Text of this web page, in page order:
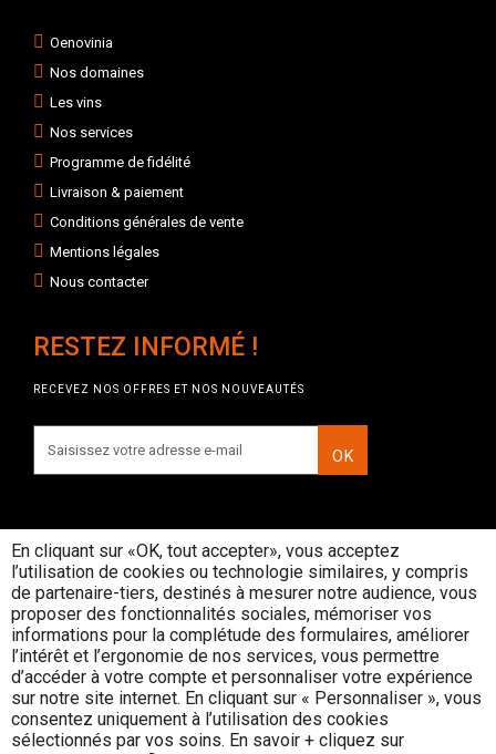
Oenovinia
Nos domaines
Les vins
Nos services
Programme de fidélité
Livraison & paiement
Conditions générales de vente
Mentions légales
Nous contacter
RESTEZ INFORMÉ !
RECEVEZ NOS OFFRES ET NOS NOUVEAUTÉS
OK
INTERDICTION DE VENTE DE
BOISSONS ALCOOLIQUES AUX
MINEURS DE MOINS DE 18 ANS
La preuve de majorité de l'acheteur est
exigée au moment de la vente en ligne
CODE DE LA SANTE PUBLIQUE, ART. L. 3342-1 et
L. 3353-3
L’abus d’alcool est dangereux pour la santé, consommez avec
En cliquant sur «OK, tout accepter», vous acceptez
l’utilisation de cookies ou technologie similaires, y compris
de partenaire-tiers, destinés à mesurer notre audience, vous
proposer des fonctionnalités sociales, mémoriser vos
informations pour la complétude des formulaires, améliorer
l’intérêt et l’ergonomie de nos services, vous permettre
d’accéder à votre compte et personnaliser votre expérience
sur notre site internet. En cliquant sur « Personnaliser », vous
consentez uniquement à l’utilisation des cookies
sélectionnés par vos soins. En savoir + cliquez sur